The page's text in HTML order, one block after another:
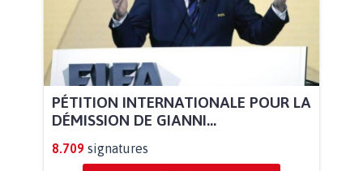
PÉTITION INTERNATIONALE POUR LA
DÉMISSION DE GIANNI...
8.709 signatures